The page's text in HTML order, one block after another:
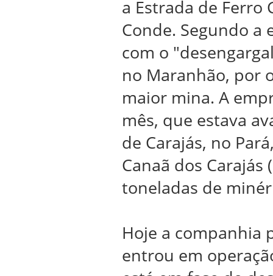
a Estrada de Ferro
Conde. Segundo a
com o
no Maranhão, por
maior mina. A
mês, que estava
de Carajás, no
Canaã dos Carajás
toneladas de
Hoje a companhia
entrou em